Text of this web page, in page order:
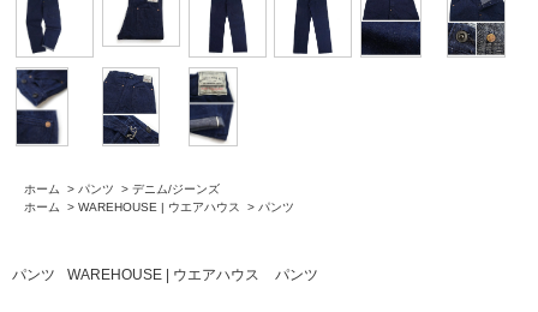
ホーム > パンツ > デニム/ジーンズ
ホーム
> WAREHOUSE | ウエアハウス > パンツ
パンツ WAREHOUSE | ウエアハウス パンツ